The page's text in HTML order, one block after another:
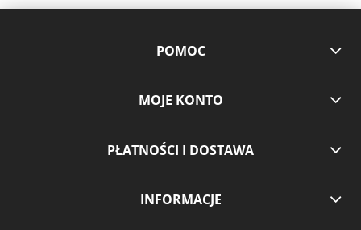
POMOC
MOJE KONTO
PŁATNOŚCI I DOSTAWA
INFORMACJE